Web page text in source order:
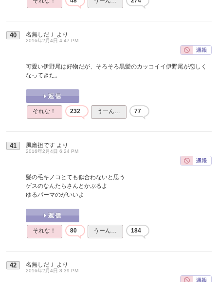
40 名無しだＪ より
2016年2月4日 4:47 PM
可愛い伊野尾は好物だが、そろそろ黒髪のカッコイイ伊野尾が恋しく
なってきた。
それな！ 232 うーん… 77
41 風磨担です より
2016年2月4日 6:24 PM
髪の毛キノコとても似合わないと思う
ゲスのなんたらさんとかぶるよ
ゆるパーマのがいいよ
それな！ 80 うーん… 184
42 名無しだＪ より
2016年2月4日 8:39 PM